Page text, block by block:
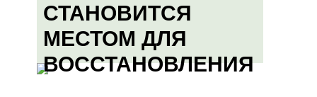
СТАНОВИТСЯ
МЕСТОМ ДЛЯ
ВОССТАНОВЛЕНИЯ